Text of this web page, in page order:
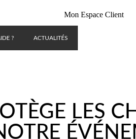
Mon Espace Client
? ACTUALITÉS
LES